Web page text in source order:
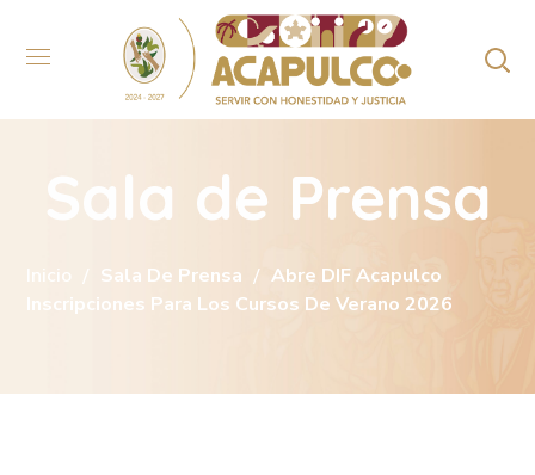
Sala de Prensa
Inicio Sala De Prensa
Abre DIF Acapulco
Inscripciones Para Los Cursos De Verano 2026